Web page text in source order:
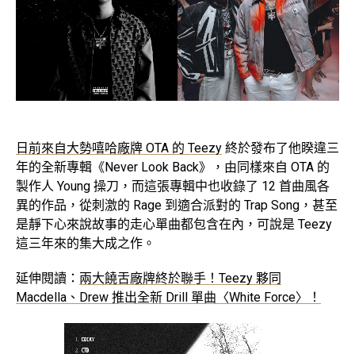
日前來自大勢嘻哈廠牌 OTA 的 Teezy 終於發布了他睽違三
年的全新專輯《Never Look Back》，由同樣來自 OTA 的
製作人 Young 操刀，而這張專輯中也收錄了 12 首曲風各
異的作品，從刺激的 Rage 到適合派對的 Trap Song，甚至
是靜下心來說故事的走心單曲都包含在內，可說是 Teezy
這三年來的集大成之作。
延伸閱讀： 兩大饒舌廠牌終於聯手！Teezy 夥同
Macdella、Drew 推出全新 Drill 單曲〈White Force〉！